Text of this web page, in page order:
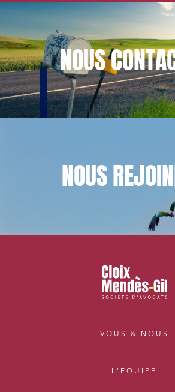
NOUS
NOUS
VOUS & NOUS
L'ÉQUIPE